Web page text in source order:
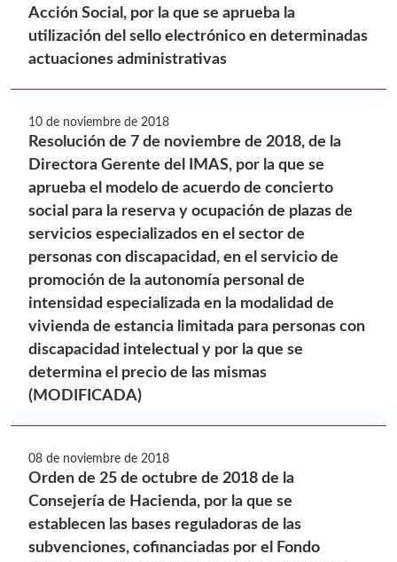
Acción Social, por la que se aprueba la
utilización del sello electrónico en determinadas
actuaciones administrativas
10 de noviembre de 2018
Resolución de 7 de noviembre de 2018, de la
Directora Gerente del IMAS, por la que se
aprueba el modelo de acuerdo de concierto
social para la reserva y ocupación de plazas de
servicios especializados en el sector de
personas con discapacidad, en el servicio de
promoción de la autonomía personal de
intensidad especializada en la modalidad de
vivienda de estancia limitada para personas con
discapacidad intelectual y por la que se
determina el precio de las mismas
(MODIFICADA)
08 de noviembre de 2018
Orden de 25 de octubre de 2018 de la
Consejería de Hacienda, por la que se
establecen las bases reguladoras de las
subvenciones, cofinanciadas por el Fondo